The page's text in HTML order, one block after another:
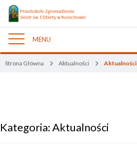
Nawigacja
MENU
Strona Główna Aktualności Aktualności
Kategoria:Aktualności